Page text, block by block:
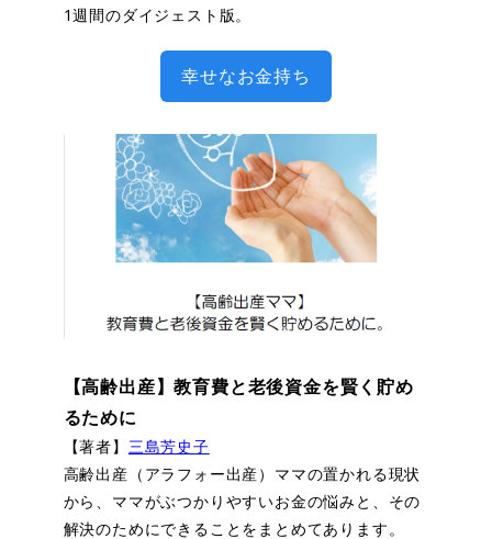
1週間のダイジェスト版。
幸せなお金持ち
【高齢出産】教育費と老後資金を賢く貯め
るために
【著者】 三島芳史子
高齢出産（アラフォー出産）ママの置かれる現状
から、ママがぶつかりやすいお金の悩みと、その
解決のためにできることをまとめてあります。